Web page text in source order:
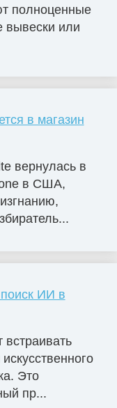
полноценные
вывески или
в магазин
вернулась в
в США,
ИИ в
встраивать
Это
пр...